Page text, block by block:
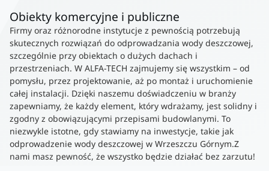
Obiekty komercyjne i publiczne
Firmy oraz różnorodne instytucje z pewnością potrzebują
skutecznych rozwiązań do odprowadzania wody deszczowej,
szczególnie przy obiektach o dużych dachach i
przestrzeniach. W ALFA-TECH zajmujemy się wszystkim – od
pomysłu, przez projektowanie, aż po montaż i uruchomienie
całej instalacji. Dzięki naszemu doświadczeniu w branży
zapewniamy, że każdy element, który wdrażamy, jest solidny i
zgodny z obowiązującymi przepisami budowlanymi. To
niezwykle istotne, gdy stawiamy na inwestycje, takie jak
odprowadzenie wody deszczowej w Wrzeszczu Górnym.Z
nami masz pewność, że wszystko będzie działać bez zarzutu!